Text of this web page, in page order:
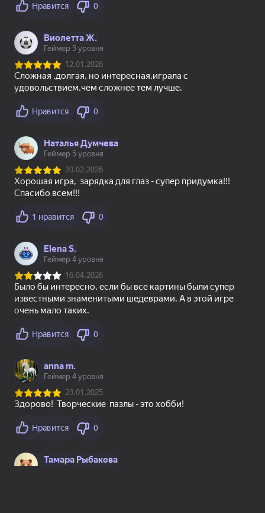
Мой Поющий
Брейнрот 300%
Оригинал
Incredibox Xrun
Пайетки Симулятор
Цвета по Номерам
Месть Кальмарам -
Рэгдолл Шоу!
1 2 3 4 5 Соңы
Әзірлеушілерге
Онлайн ойын жасақтаушыларды
Яндекс Игры сервисімен жұмыс
жасауға шақырамыз
Толығырақ
Пайдаланушы келісімі
Құпиялылық саясаты